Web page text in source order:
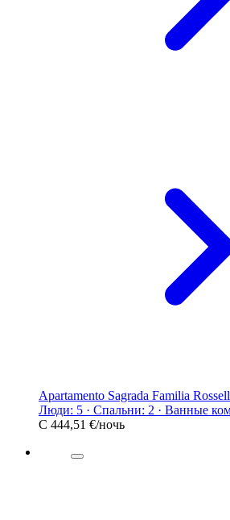
Apartamento Sagrada Familia
Люди: 5 · Спальни: 2 · Ванные
С 444,51 €/ночь